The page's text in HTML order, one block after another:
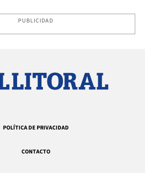
PUBLICIDAD
POLÍTICA DE PRIVACIDAD
CONTACTO